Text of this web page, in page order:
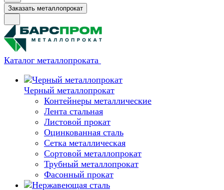
Заказать металлопрокат
Каталог металлопроката
Черный металлопрокат
Контейнеры металлические
Лента стальная
Листовой прокат
Оцинкованная сталь
Сетка металлическая
Сортовой металлопрокат
Трубный металлопрокат
Фасонный прокат